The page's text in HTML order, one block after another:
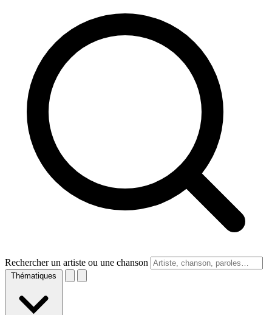
Rechercher un artiste ou une chanson
Thématiques